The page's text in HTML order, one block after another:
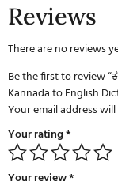
Reviews
There are no reviews
Be the first to review
Kannada to English
Your email address
Your rating*
Your review*